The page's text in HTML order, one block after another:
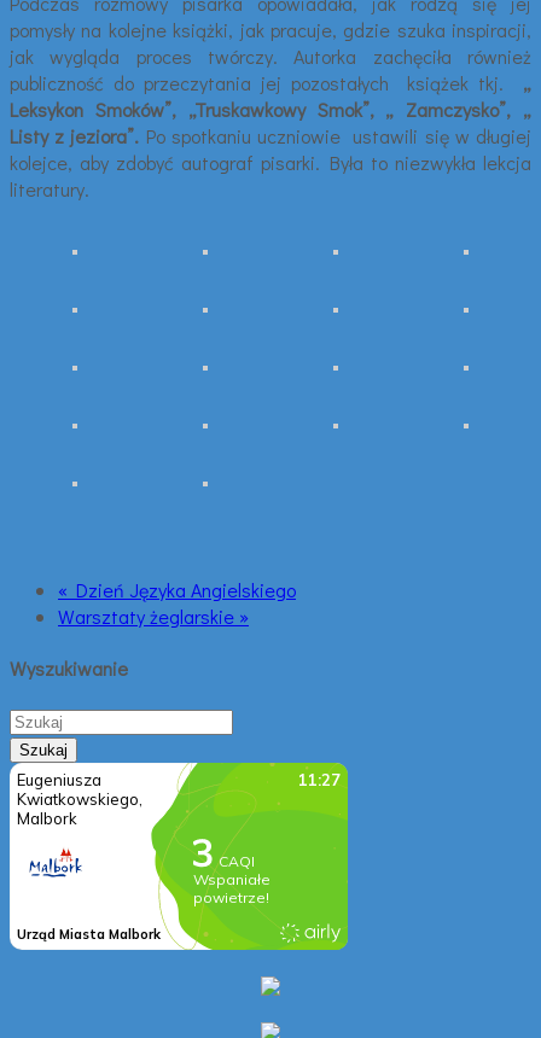
pomysły na kolejne książki, jak pracuje, gdzie szuka inspiracji,
jak wygląda proces twórczy. Autorka zachęciła również
publiczność do przeczytania jej pozostałych książek tkj. „
Leksykon Smoków”, „Truskawkowy Smok”, „ Zamczysko”, „
Listy z jeziora”. Po spotkaniu uczniowie ustawili się w długiej
kolejce, aby zdobyć autograf pisarki. Była to niezwykła lekcja
literatury.
« Dzień Języka Angielskiego
Warsztaty żeglarskie »
Wyszukiwanie